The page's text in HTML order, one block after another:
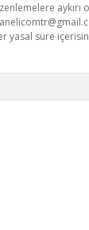
yasal süre